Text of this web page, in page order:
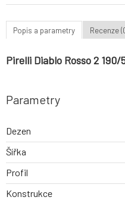
Popis a parametry Recenze
Pirelli Diablo Rosso 2 190/
Parametry
Dezen
Šířka
Profil
Konstrukce